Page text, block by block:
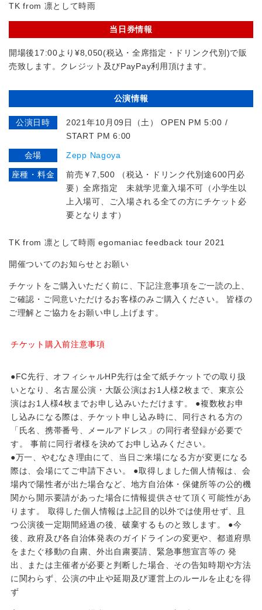
TK from 凛として時雨
当日券情報
開場後17:00より¥8,050(税込・全席指定・ドリンク代別)で販
売致します。クレジット及びPayPay利用頂けます。
公演情報
公演日時
2021年10月09日（土） OPEN PM 5:00 /
START PM 6:00
会場 Zepp Nagoya
座種・料金
前売￥7,500 （税込・ドリンク代別途600円必
要）全席指定 未就学児童入場不可（小学生以
上入場可、ご入場される全ての方にチケット必
要となります）
TK from 凛として時雨 egomaniac feedback tour 2021
開催ついてのお知らせとお願い
チケットをご購入いただく前に、下記注意事項をご一読の上、
ご確認・ご同意いただけるお客様のみご購入ください。 皆様の
ご理解とご協力をお願い申し上げます。
チケット購入前注意事項
●FC先行、オフィシャルHP先行は全て紙チケットでの取り扱
いとなり、名古屋公演・大阪公演はお1人様2枚まで、東京公
演はお1人様4枚までお申し込みいただけます。 ●複数枚お申
し込みになる際は、チケット申し込み時に、同行される方の
「氏名、携帯番号、メールアドレス」の同行者登録が必要で
す。 事前に同行者様を決めてお申し込みください。
●万一、やむなき理由にて、当日ご来場になる方が変更になる
際は、会場にてご申請下さい。 ●取得しました個人情報は、会
場内で陽性者が出た場合など、地方自治体・保健所等の公的機
関から開示要請があった場合に情報提供させて頂く可能性があ
ります。 取得した個人情報は上記目的以外では使用せず、且
つ公演後一定期間経過の後、破棄するものと致します。 ●今
後、政府及び各自治体発表のガイドラインの変更や、都道府県
をまたぐ移動の自粛、外出自粛要請、緊急事態宣言等の 発
出、または主催者が必要と判断した場合、その告知時期や方法
に関わらず、公演の中止や延期及び運営上のルールを止むを得
ず